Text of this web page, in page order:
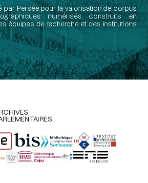
par Persée pour la valorisation de corpus
numérisés construits en
équipes de recherche et des institutions